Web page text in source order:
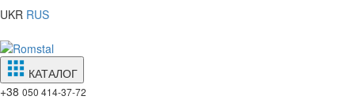
UKR RUS
КАТАЛОГ
+38 050 414-37-72